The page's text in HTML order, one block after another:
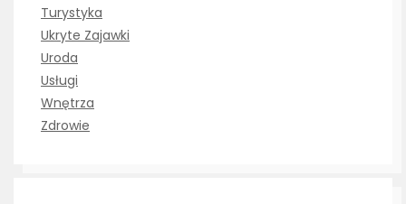
Turystyka
Ukryte Zajawki
Uroda
Usługi
Wnętrza
Zdrowie